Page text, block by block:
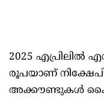
2025 എപ്രിലില്‍
രൂപയാണ്‌
അക്കൗണ്ടുകള്‍